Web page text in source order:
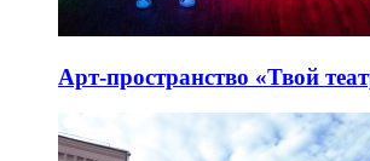
Арт-пространство «Твой